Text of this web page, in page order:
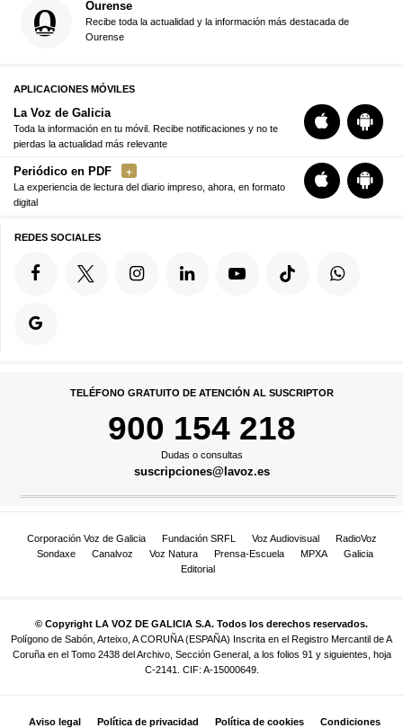
Ourense
Recibe toda la actualidad y la información más destacada de
Ourense
APLICACIONES MÓVILES
La Voz de Galicia
Toda la información en tu móvil. Recibe notificaciones y no te
pierdas la actualidad más relevante
Periódico en PDF
La experiencia de lectura del diario impreso, ahora, en formato
digital
REDES SOCIALES
TELÉFONO GRATUITO DE ATENCIÓN AL SUSCRIPTOR
900 154 218
Dudas o consultas
suscripciones@lavoz.es
Corporación Voz de Galicia Fundación SRFL Voz Audiovisual
RadioVoz
Sondaxe
Canalvoz Voz Natura Prensa-Escuela MPXA
Galicia
Editorial
© Copyright LA VOZ DE GALICIA S.A. Todos los derechos reservados.
Polígono de Sabón, Arteixo, A CORUÑA (ESPAÑA) Inscrita en el Registro Mercantil de A
Coruña en el Tomo 2438 del Archivo, Sección General, a los folios 91 y siguientes, hoja
C-2141. CIF: A-15000649.
Aviso legal Política de privacidad Política de cookies Condiciones